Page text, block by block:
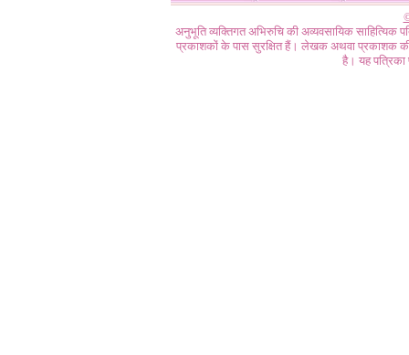
अनुभूति व्यक्तिगत अभिरुचि की अव्यवसायिक
प्रकाशकों के पास सुरक्षित हैं। लेखक अथवा प्रकाशक की
है। यह पत्रिका